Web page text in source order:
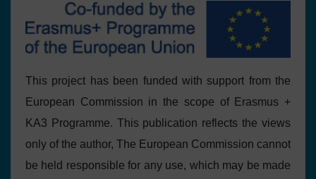
This project has been funded with support from the
European Commission in the scope of Erasmus +
KA3 Programme. This publication reflects the views
only of the author, The European Commission cannot
be held responsible for any use, which may be made